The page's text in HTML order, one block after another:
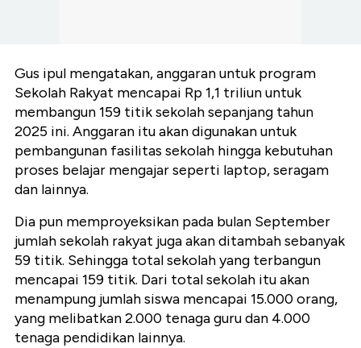
Gus ipul mengatakan, anggaran untuk program
Sekolah Rakyat mencapai Rp 1,1 triliun untuk
membangun 159 titik sekolah sepanjang tahun
2025 ini. Anggaran itu akan digunakan untuk
pembangunan fasilitas sekolah hingga kebutuhan
proses belajar mengajar seperti laptop, seragam
dan lainnya.
Dia pun memproyeksikan pada bulan September
jumlah sekolah rakyat juga akan ditambah sebanyak
59 titik. Sehingga total sekolah yang terbangun
mencapai 159 titik. Dari total sekolah itu akan
menampung jumlah siswa mencapai 15.000 orang,
yang melibatkan 2.000 tenaga guru dan 4.000
tenaga pendidikan lainnya.